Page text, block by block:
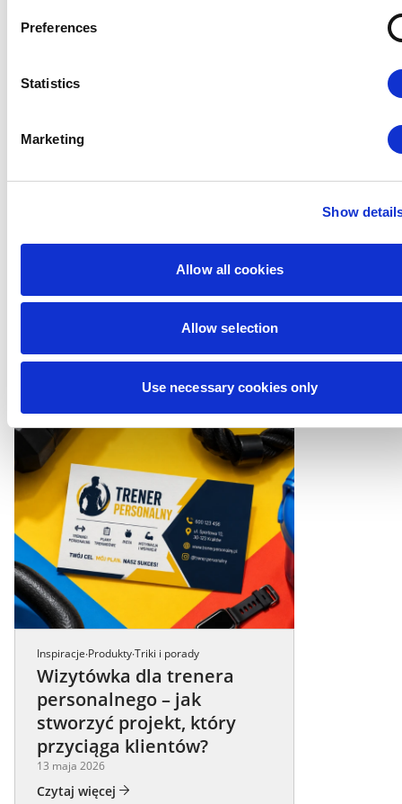
Preferences
Statistics
Marketing
Show
Allow all cookies
Allow selection
Use necessary cookies only
Jaki format ma wizytówka
16 lutego 2026
Inspiracje·Produkty·Triki i porady
Wizytówka dla trenera
personalnego – jak
stworzyć projekt, który
przyciąga klientów?
13 maja 2026
Czytaj więcej